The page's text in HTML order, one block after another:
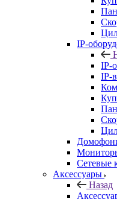
IP-
IP-
IP-
Сетевые
Аксессуары
Назад